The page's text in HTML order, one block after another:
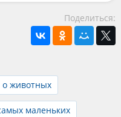
Поделиться:
о животных
маленьких